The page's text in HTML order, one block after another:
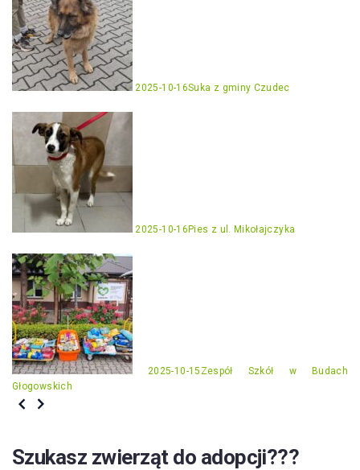
2025-10-16Suka z gminy Czudec
2025-10-16 Pies z ul. Mikołajczyka
2025-10-15 Zespół Szkół w Budach
Głogowskich
Szukasz zwierząt do adopcji???